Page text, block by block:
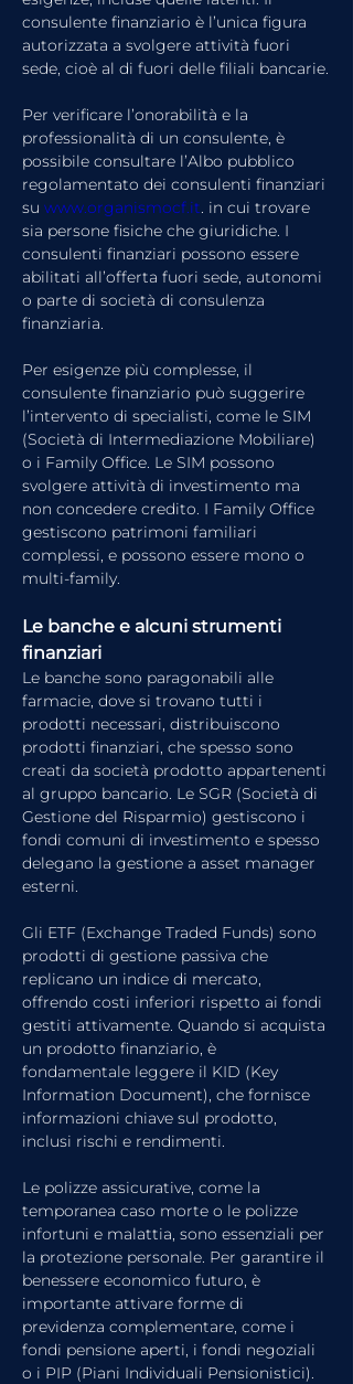
consulente finanziario è l’unica figura
autorizzata a svolgere attività fuori
sede, cioè al di fuori delle filiali bancarie.
Per verificare l’onorabilità e la
professionalità di un consulente, è
possibile consultare l’Albo pubblico
regolamentato dei consulenti finanziari
su www.organismocf.it. in cui trovare
sia persone fisiche che giuridiche. I
consulenti finanziari possono essere
abilitati all’offerta fuori sede, autonomi
o parte di società di consulenza
finanziaria.
Per esigenze più complesse, il
consulente finanziario può suggerire
l’intervento di specialisti, come le SIM
(Società di Intermediazione Mobiliare)
o i Family Office. Le SIM possono
svolgere attività di investimento ma
non concedere credito. I Family Office
gestiscono patrimoni familiari
complessi, e possono essere mono o
multi-family.
Le banche e alcuni strumenti
finanziari
Le banche sono paragonabili alle
farmacie, dove si trovano tutti i
prodotti necessari, distribuiscono
prodotti finanziari, che spesso sono
creati da società prodotto appartenenti
al gruppo bancario. Le SGR (Società di
Gestione del Risparmio) gestiscono i
fondi comuni di investimento e spesso
delegano la gestione a asset manager
esterni.
Gli ETF (Exchange Traded Funds) sono
prodotti di gestione passiva che
replicano un indice di mercato,
offrendo costi inferiori rispetto ai fondi
gestiti attivamente. Quando si acquista
un prodotto finanziario, è
fondamentale leggere il KID (Key
Information Document), che fornisce
informazioni chiave sul prodotto,
inclusi rischi e rendimenti.
Le polizze assicurative, come la
temporanea caso morte o le polizze
infortuni e malattia, sono essenziali per
la protezione personale. Per garantire il
benessere economico futuro, è
importante attivare forme di
previdenza complementare, come i
fondi pensione aperti, i fondi negoziali
o i PIP (Piani Individuali Pensionistici).